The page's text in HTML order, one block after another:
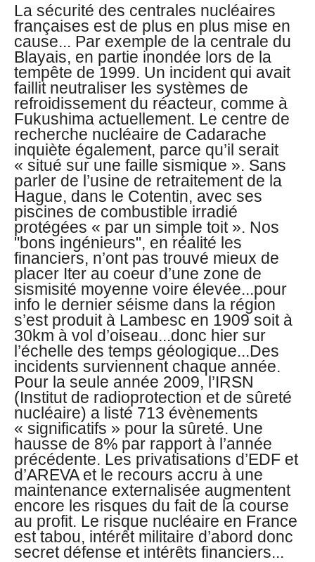
La sécurité des centrales nucléaires
françaises est de plus en plus mise en
cause... Par exemple de la centrale du
Blayais, en partie inondée lors de la
tempête de 1999. Un incident qui avait
faillit neutraliser les systèmes de
refroidissement du réacteur, comme à
Fukushima actuellement. Le centre de
recherche nucléaire de Cadarache
inquiète également, parce qu’il serait
« situé sur une faille sismique ». Sans
parler de l’usine de retraitement de la
Hague, dans le Cotentin, avec ses
piscines de combustible irradié
protégées « par un simple toit ». Nos
"bons ingénieurs", en réalité les
financiers, n’ont pas trouvé mieux de
placer Iter au coeur d’une zone de
sismisité moyenne voire élevée...pour
info le dernier séisme dans la région
s’est produit à Lambesc en 1909 soit à
30km à vol d’oiseau...donc hier sur
l’échelle des temps géologique...Des
incidents surviennent chaque année.
Pour la seule année 2009, l’IRSN
(Institut de radioprotection et de sûreté
nucléaire) a listé 713 évènements
« significatifs » pour la sûreté. Une
hausse de 8% par rapport à l’année
précédente. Les privatisations d’EDF et
d’AREVA et le recours accru à une
maintenance externalisée augmentent
encore les risques du fait de la course
au profit. Le risque nucléaire en France
est tabou, intérêt militaire d’abord donc
secret défense et intérêts financiers...